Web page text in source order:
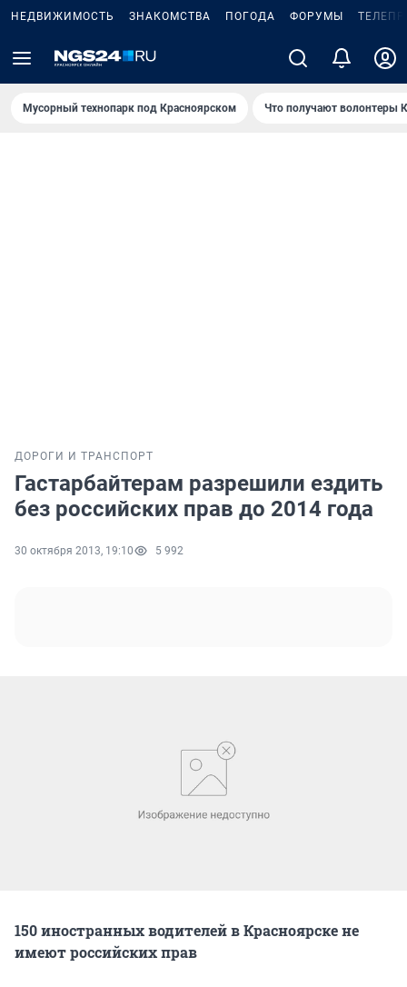
НЕДВИЖИМОСТЬ ЗНАКОМСТВА ПОГОДА ФОРУМЫ
Мусорный технопарк под Крaсноярском Что получают волонтеры
ДОРОГИ И ТРАНСПОРТ
Гастарбайтерам разрешили ездить
без российских прав до 2014 года
30 октября 2013, 19:10 5 992
150 иностранных водителей в Красноярске не
имеют российских прав